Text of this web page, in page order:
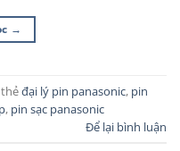
→
đại lý pin panasonic, pin
, pin sạc panasonic
Để lại bình luận